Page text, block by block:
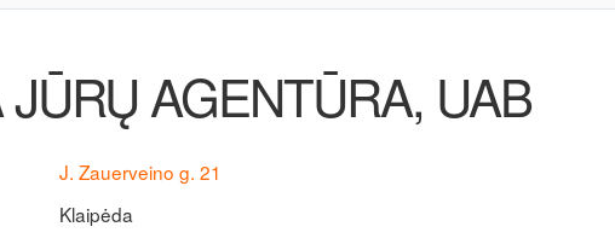
AGENTŪRA, UAB
J. Zauerveino g. 21
Klaipėda